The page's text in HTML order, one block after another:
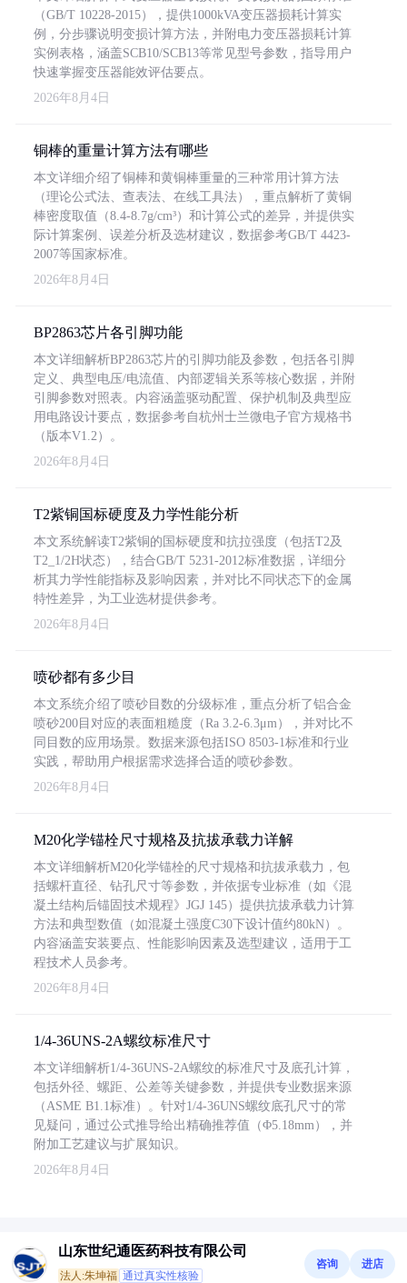
（GB/T 10228-2015），提供1000kVA变压器损耗计算实
例，分步骤说明变损计算方法，并附电力变压器损耗计算
实例表格，涵盖SCB10/SCB13等常见型号参数，指导用户
快速掌握变压器能效评估要点。
2026年8月4日
铜棒的重量计算方法有哪些
本文详细介绍了铜棒和黄铜棒重量的三种常用计算方法
（理论公式法、查表法、在线工具法），重点解析了黄铜
棒密度取值（8.4-8.7g/cm³）和计算公式的差异，并提供实
际计算案例、误差分析及选材建议，数据参考GB/T 4423-
2007等国家标准。
2026年8月4日
BP2863芯片各引脚功能
本文详细解析BP2863芯片的引脚功能及参数，包括各引脚
定义、典型电压/电流值、内部逻辑关系等核心数据，并附
引脚参数对照表。内容涵盖驱动配置、保护机制及典型应
用电路设计要点，数据参考自杭州士兰微电子官方规格书
（版本V1.2）。
2026年8月4日
T2紫铜国标硬度及力学性能分析
本文系统解读T2紫铜的国标硬度和抗拉强度（包括T2及
T2_1/2H状态），结合GB/T 5231-2012标准数据，详细分
析其力学性能指标及影响因素，并对比不同状态下的金属
特性差异，为工业选材提供参考。
2026年8月4日
喷砂都有多少目
本文系统介绍了喷砂目数的分级标准，重点分析了铝合金
喷砂200目对应的表面粗糙度（Ra 3.2-6.3μm），并对比不
同目数的应用场景。数据来源包括ISO 8503-1标准和行业
实践，帮助用户根据需求选择合适的喷砂参数。
2026年8月4日
M20化学锚栓尺寸规格及抗拔承载力详解
本文详细解析M20化学锚栓的尺寸规格和抗拔承载力，包
括螺杆直径、钻孔尺寸等参数，并依据专业标准（如《混
凝土结构后锚固技术规程》JGJ 145）提供抗拔承载力计算
方法和典型数值（如混凝土强度C30下设计值约80kN）。
内容涵盖安装要点、性能影响因素及选型建议，适用于工
程技术人员参考。
2026年8月4日
1/4-36UNS-2A螺纹标准尺寸
本文详细解析1/4-36UNS-2A螺纹的标准尺寸及底孔计算，
包括外径、螺距、公差等关键参数，并提供专业数据来源
（ASME B1.1标准）。针对1/4-36UNS螺纹底孔尺寸的常
见疑问，通过公式推导给出精确推荐值（Φ5.18mm），并
附加工艺建议与扩展知识。
2026年8月4日
山东世纪通医药科技有限公司
法人:朱坤福 通过真实性核验
咨询 进店